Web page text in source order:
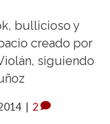
bullicioso y
creado por
siguiendo
| 2